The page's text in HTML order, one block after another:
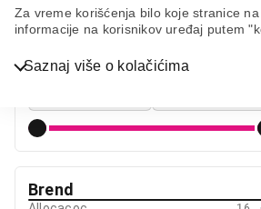
Za vreme korišćenja bilo koje stranice
informacije na korisnikov uređaj putem
Saznaj više o kolačićima
Bela tehnika
Cena od Cena do
Brend